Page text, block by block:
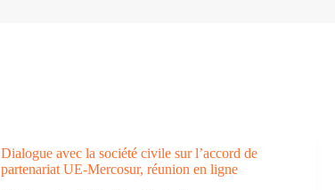
Dialogue avec la société civile sur l’accord de
partenariat UE-Mercosur, réunion en ligne